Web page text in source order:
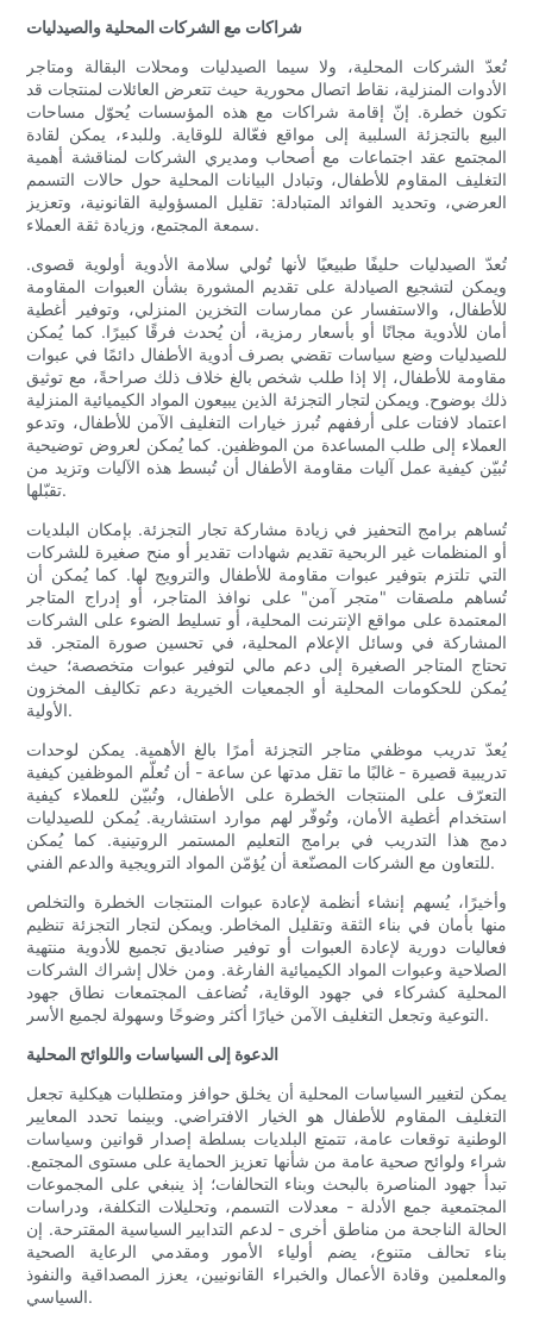
شراكات مع الشركات المحلية والصيدليات
تُعدّ الشركات المحلية، ولا سيما الصيدليات ومحلات البقالة ومتاجر
الأدوات المنزلية، نقاط اتصال محورية حيث تتعرض العائلات لمنتجات قد
تكون خطرة. إنّ إقامة شراكات مع هذه المؤسسات يُحوّل مساحات
البيع بالتجزئة السلبية إلى مواقع فعّالة للوقاية. وللبدء، يمكن لقادة
المجتمع عقد اجتماعات مع أصحاب ومديري الشركات لمناقشة أهمية
التغليف المقاوم للأطفال، وتبادل البيانات المحلية حول حالات التسمم
العرضي، وتحديد الفوائد المتبادلة: تقليل المسؤولية القانونية، وتعزيز
سمعة المجتمع، وزيادة ثقة العملاء.
تُعدّ الصيدليات حليفًا طبيعيًا لأنها تُولي سلامة الأدوية أولوية قصوى.
ويمكن لتشجيع الصيادلة على تقديم المشورة بشأن العبوات المقاومة
للأطفال، والاستفسار عن ممارسات التخزين المنزلي، وتوفير أغطية
أمان للأدوية مجانًا أو بأسعار رمزية، أن يُحدث فرقًا كبيرًا. كما يُمكن
للصيدليات وضع سياسات تقضي بصرف أدوية الأطفال دائمًا في عبوات
مقاومة للأطفال، إلا إذا طلب شخص بالغ خلاف ذلك صراحةً، مع توثيق
ذلك بوضوح. ويمكن لتجار التجزئة الذين يبيعون المواد الكيميائية المنزلية
اعتماد لافتات على أرففهم تُبرز خيارات التغليف الآمن للأطفال، وتدعو
العملاء إلى طلب المساعدة من الموظفين. كما يُمكن لعروض توضيحية
تُبيّن كيفية عمل آليات مقاومة الأطفال أن تُبسط هذه الآليات وتزيد من
تقبّلها.
تُساهم برامج التحفيز في زيادة مشاركة تجار التجزئة. بإمكان البلديات
أو المنظمات غير الربحية تقديم شهادات تقدير أو منح صغيرة للشركات
التي تلتزم بتوفير عبوات مقاومة للأطفال والترويج لها. كما يُمكن أن
تُساهم ملصقات "متجر آمن" على نوافذ المتاجر، أو إدراج المتاجر
المعتمدة على مواقع الإنترنت المحلية، أو تسليط الضوء على الشركات
المشاركة في وسائل الإعلام المحلية، في تحسين صورة المتجر. قد
تحتاج المتاجر الصغيرة إلى دعم مالي لتوفير عبوات متخصصة؛ حيث
يُمكن للحكومات المحلية أو الجمعيات الخيرية دعم تكاليف المخزون
الأولية.
يُعدّ تدريب موظفي متاجر التجزئة أمرًا بالغ الأهمية. يمكن لوحدات
تدريبية قصيرة - غالبًا ما تقل مدتها عن ساعة - أن تُعلّم الموظفين كيفية
التعرّف على المنتجات الخطرة على الأطفال، وتُبيّن للعملاء كيفية
استخدام أغطية الأمان، وتُوفّر لهم موارد استشارية. يُمكن للصيدليات
دمج هذا التدريب في برامج التعليم المستمر الروتينية. كما يُمكن
للتعاون مع الشركات المصنّعة أن يُؤمّن المواد الترويجية والدعم الفني.
وأخيرًا، يُسهم إنشاء أنظمة لإعادة عبوات المنتجات الخطرة والتخلص
منها بأمان في بناء الثقة وتقليل المخاطر. ويمكن لتجار التجزئة تنظيم
فعاليات دورية لإعادة العبوات أو توفير صناديق تجميع للأدوية منتهية
الصلاحية وعبوات المواد الكيميائية الفارغة. ومن خلال إشراك الشركات
المحلية كشركاء في جهود الوقاية، تُضاعف المجتمعات نطاق جهود
التوعية وتجعل التغليف الآمن خيارًا أكثر وضوحًا وسهولة لجميع الأسر.
الدعوة إلى السياسات واللوائح المحلية
يمكن لتغيير السياسات المحلية أن يخلق حوافز ومتطلبات هيكلية تجعل
التغليف المقاوم للأطفال هو الخيار الافتراضي. وبينما تحدد المعايير
الوطنية توقعات عامة، تتمتع البلديات بسلطة إصدار قوانين وسياسات
شراء ولوائح صحية عامة من شأنها تعزيز الحماية على مستوى المجتمع.
تبدأ جهود المناصرة بالبحث وبناء التحالفات؛ إذ ينبغي على المجموعات
المجتمعية جمع الأدلة - معدلات التسمم، وتحليلات التكلفة، ودراسات
الحالة الناجحة من مناطق أخرى - لدعم التدابير السياسية المقترحة. إن
بناء تحالف متنوع، يضم أولياء الأمور ومقدمي الرعاية الصحية
والمعلمين وقادة الأعمال والخبراء القانونيين، يعزز المصداقية والنفوذ
السياسي.